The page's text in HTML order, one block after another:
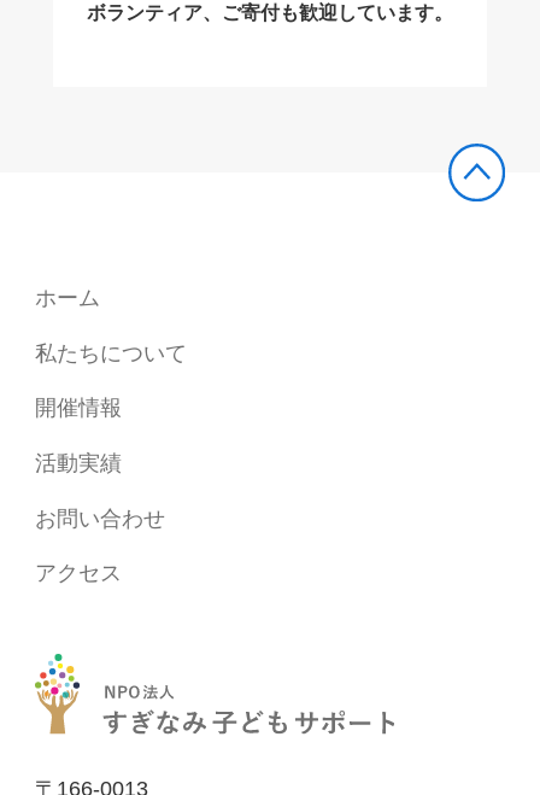
ボランティア、ご寄付も歓迎しています。
ホーム
私たちについて
開催情報
活動実績
お問い合わせ
アクセス
〒166-0013